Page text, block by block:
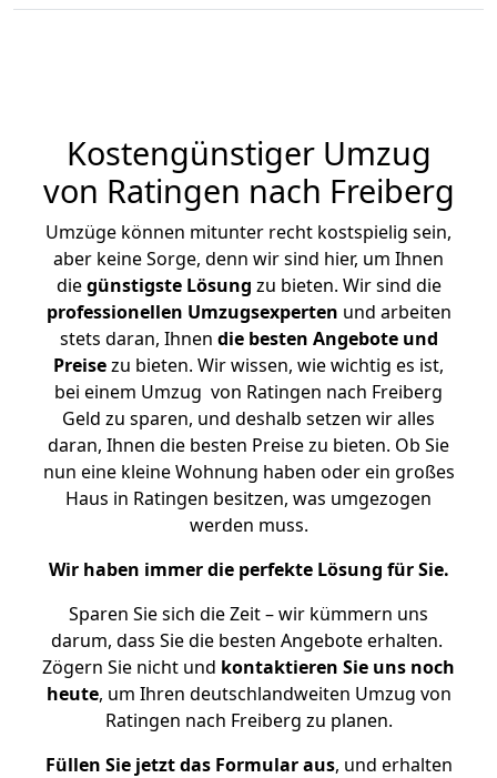
Kostengünstiger Umzug
von Ratingen nach Freiberg
Umzüge können mitunter recht kostspielig sein,
aber keine Sorge, denn wir sind hier, um Ihnen
diegünstigste Lösung zu bieten. Wir sind die
professionellen Umzugsexperten und arbeiten
stets daran, Ihnen die besten Angebote und
Preisezu bieten. Wir wissen, wie wichtig es ist,
bei einem Umzug von Ratingen nach Freiberg
Geld zu sparen, und deshalb setzen wir alles
daran, Ihnen die besten Preise zu bieten. Ob Sie
nun eine kleine Wohnung haben oder ein großes
Haus in Ratingen besitzen, was umgezogen
werden muss.
Wir haben immer die perfekte Lösung für Sie.
Sparen Sie sich die Zeit – wir kümmern uns
darum, dass Sie die besten Angebote erhalten.
Zögern Sie nicht und kontaktieren Sie uns noch
heute, um Ihren deutschlandweiten Umzug von
Ratingen nach Freiberg zu planen.
Füllen Sie jetzt das Formular aus, und erhalten